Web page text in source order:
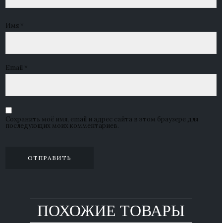
Имя *
Email *
Сохранить моё имя, email и адрес сайта в этом браузере для
последующих моих комментариев.
ПОХОЖИЕ ТОВАРЫ